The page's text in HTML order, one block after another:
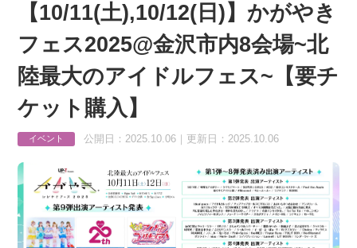
【10/11(土),10/12(日)】かがやき
フェス2025@金沢市内8会場~北
陸最大のアイドルフェス~【要チ
ケット購入】
イベント 公開日：2025.10.06｜更新日：2025.10.06